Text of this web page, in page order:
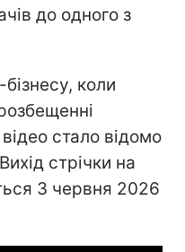
до одного з
коли
стало відомо
стрічки на
3 червня 2026